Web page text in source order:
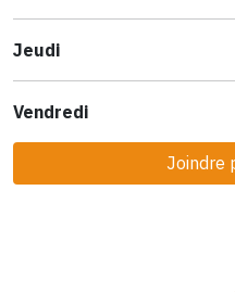
Jeudi
Vendredi
Joindre